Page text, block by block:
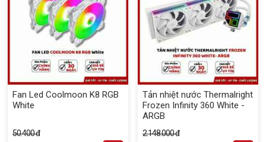
Fan Led Coolmoon K8 RGB
White
50.400 đ
Tản nhiệt nước Thermalright
Frozen Infinity 360 White -
ARGB
2.148.000 đ